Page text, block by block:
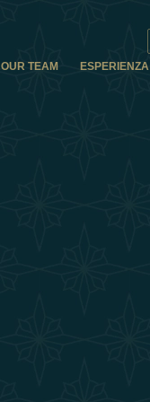
OUR TEAM ESPERIENZA